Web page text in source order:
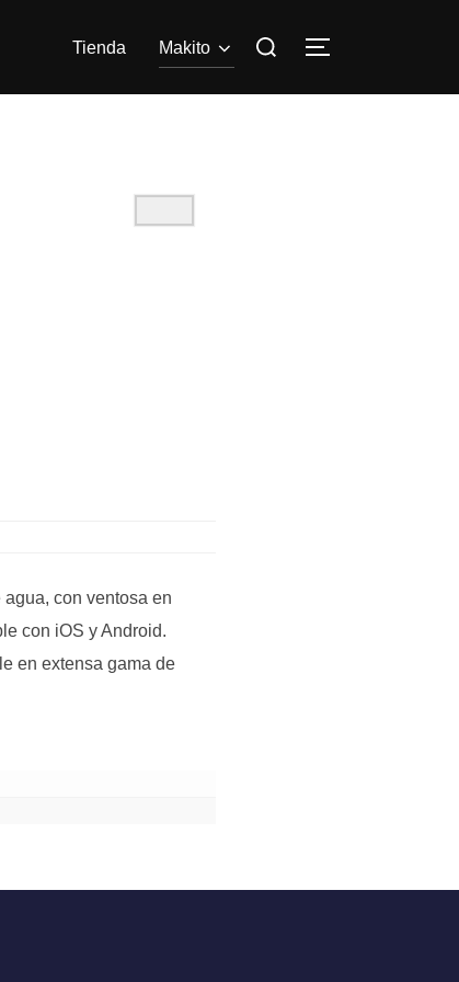
Tienda Makito
con ventosa en
con iOS y Android.
en extensa gama de